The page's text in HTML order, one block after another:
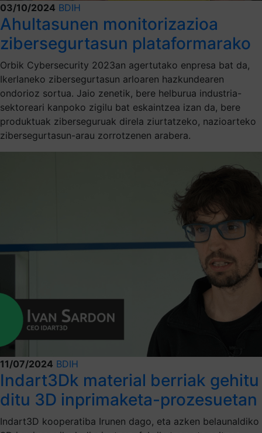
03/10/2024 BDIH
Ahultasunen monitorizazioa
zibersegurtasun plataformarako
Orbik Cybersecurity 2023an agertutako enpresa bat da,
Ikerlaneko zibersegurtasun arloaren hazkundearen
ondorioz sortua. Jaio zenetik, bere helburua industria-
sektoreari kanpoko zigilu bat eskaintzea izan da, bere
produktuak ziberseguruak direla ziurtatzeko, nazioarteko
zibersegurtasun-arau zorrotzenen arabera.
11/07/2024 BDIH
Indart3Dk material berriak gehitu
ditu 3D inprimaketa-prozesuetan
Indart3D kooperatiba Irunen dago, eta azken belaunaldiko